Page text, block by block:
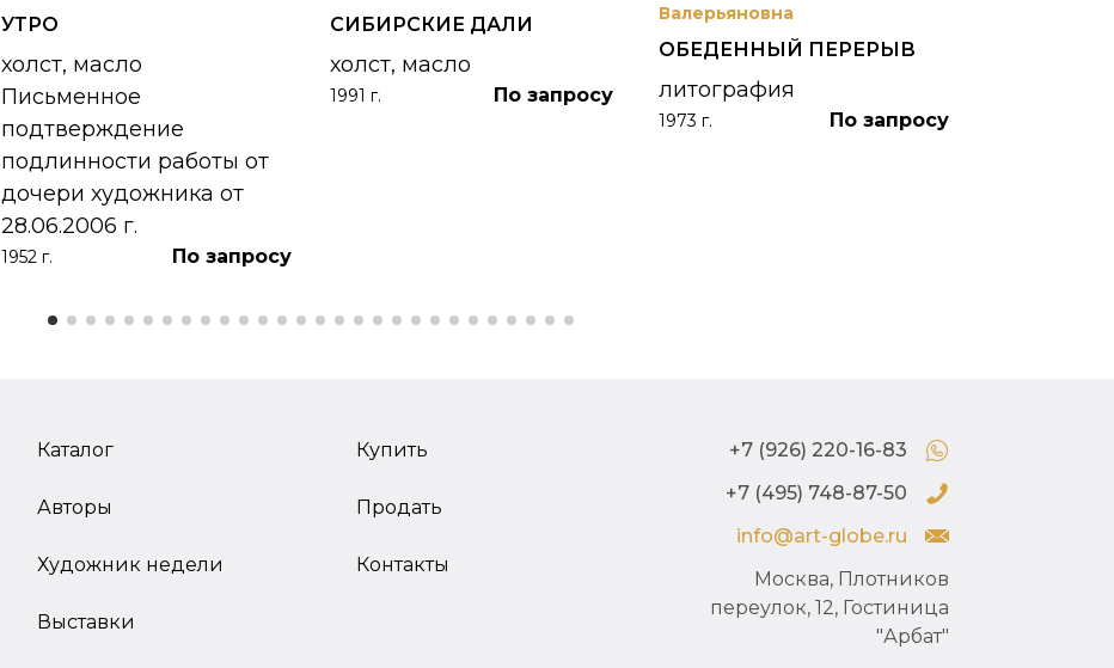
УТРО
холст, масло
Письменное
подтверждение
подлинности работы от
дочери художника от
28.06.2006 г.
1952 г. По запросу
СИБИРСКИЕ ДАЛИ
холст, масло
1991 г. По запросу
Валерьяновна
ОБЕДЕННЫЙ ПЕРЕРЫВ
литография
1973 г. По запросу
Каталог
Авторы
Художник недели
Выставки
Купить
Продать
Контакты
+7 (926) 220-16-83
+7 (495) 748-87-50
info@art-globe.ru
Москва, Плотников
переулок, 12, Гостиница
"Арбат"